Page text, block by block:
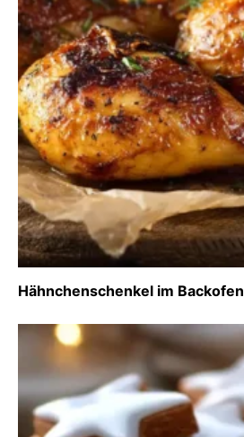
Hähnchenschenkel im Backofen